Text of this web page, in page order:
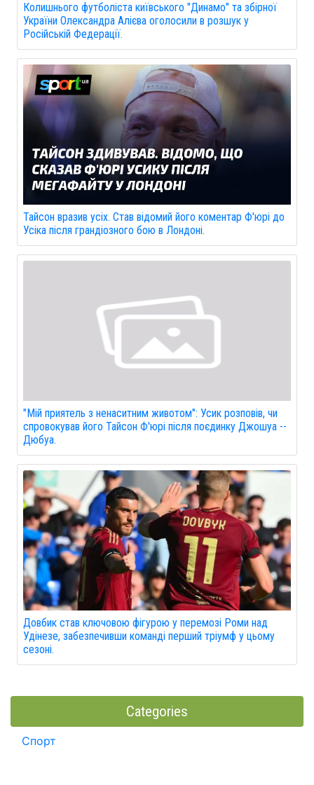
Колишнього футболіста київського "Динамо" та збірної
України Олександра Алієва оголосили в розшук у
Російській Федерації.
Тайсон вразив усіх. Став відомий його коментар Ф'юрі до
Усіка після грандіозного бою в Лондоні.
"Мій приятель з ненаситним животом": Усик розповів, чи
спровокував його Тайсон Ф'юрі після поєдинку Джошуа --
Дюбуа.
Довбик став ключовою фігурою у перемозі Роми над
Удінезе, забезпечивши команді перший тріумф у цьому
сезоні.
Categories
Спорт